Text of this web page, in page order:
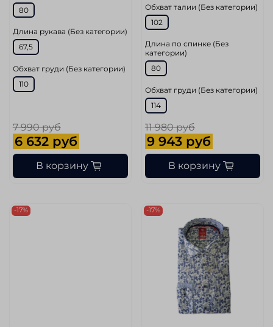
80
Длина рукава (Без категории)
67,5
Обхват груди (Без категории)
110
7 990 руб
6 632 руб
В корзину
Обхват талии (Без категории)
102
Длина по спинке (Без
категории)
80
Обхват груди (Без категории)
114
11 980 руб
9 943 руб
В корзину
-17% -17%